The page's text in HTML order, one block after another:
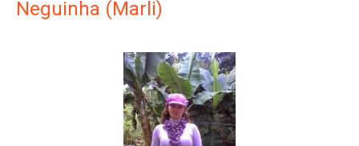
Neguinha (Marli)